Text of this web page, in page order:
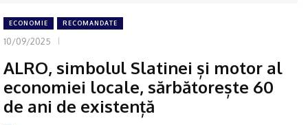
ECONOMIE RECOMANDATE
10/09/2025
ALRO, simbolul Slatinei și motor al
economiei locale, sărbătorește 60
de ani de existență